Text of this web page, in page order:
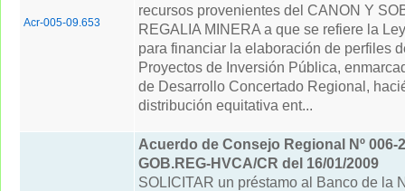
Acr-005-09.653
recursos provenientes del CANON Y
REGALIA MINERA a que se refiere la
para financiar la elaboración de perfiles
Proyectos de Inversión Pública,
de Desarrollo Concertado Regional,
distribución equitativa ent...
Acuerdo de Consejo Regional Nº 006-
GOB.REG-HVCA/CR del 16/01/2009
SOLICITAR un préstamo al Banco de la